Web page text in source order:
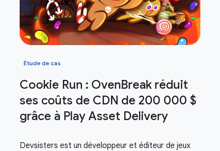
Étude de cas
Cookie Run : OvenBreak réduit
ses coûts de CDN de 200 000 $
grâce à Play Asset Delivery
Devsisters est un développeur et éditeur de jeux